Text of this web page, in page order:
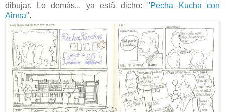
dibujar. Lo demás... ya está dicho: "Pecha Kucha con
Ainna".